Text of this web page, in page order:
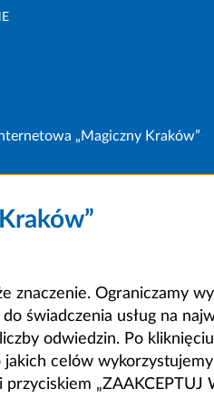
„Magiczny Kraków”
znaczenie. Ograniczamy
świadczenia usług na
odwiedzin. Po
jakich celów
„ZAAKCEPTUJ